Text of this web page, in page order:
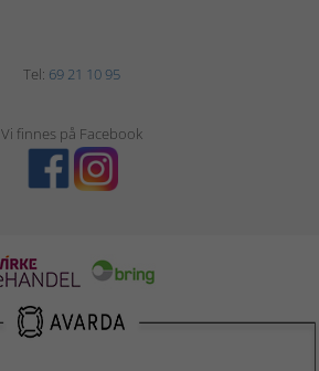
Tel: 69 21 10 95
Vi finnes på Facebook